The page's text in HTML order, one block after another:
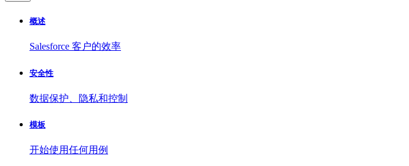
概述
Salesforce 客户的效率
安全性
数据保护、隐私和控制
模板
开始使用任何用例